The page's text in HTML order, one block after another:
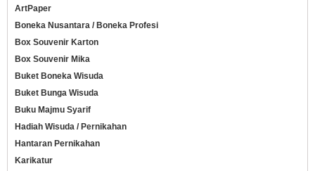
ArtPaper
Boneka Nusantara / Boneka Profesi
Box Souvenir Karton
Box Souvenir Mika
Buket Boneka Wisuda
Buket Bunga Wisuda
Buku Majmu Syarif
Hadiah Wisuda / Pernikahan
Hantaran Pernikahan
Karikatur